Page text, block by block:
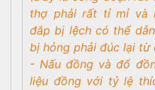
thợ phải rất tỉ mỉ và
đắp bị lệch có thể
bị hỏng phải đúc lại từ
- Nấu đồng và đổ
liệu đồng với tỷ lệ